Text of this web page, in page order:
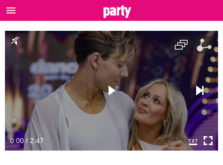
0:00 / 2:47